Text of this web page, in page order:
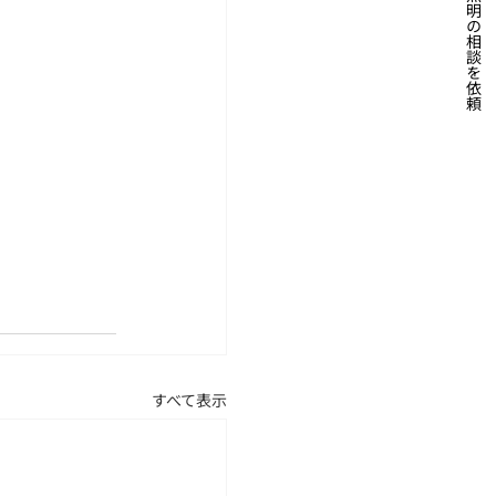
すべて表示
照明の相談を依頼